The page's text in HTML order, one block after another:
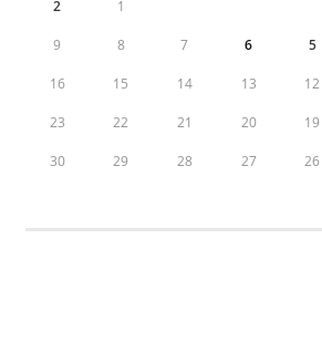
1
2
5
6
7
8
9
12
13
14
15
16
19
20
21
22
23
26
27
28
29
30